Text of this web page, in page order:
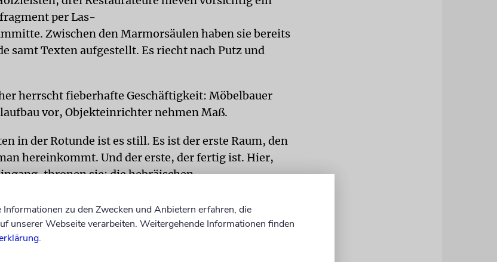
per Las-
Zwischen den Marmorsäulen haben sie bereits
samt Texten aufgestellt. Es riecht nach Putz und
herrscht fieberhafte Geschäftigkeit: Möbelbauer
vor, Objekteinrichter nehmen Maß.
in der Rotunde ist es still. Es ist der erste Raum, den
hereinkommt. Und der erste, der fertig ist. Hier,
thronen sie: die hebräischen
gerechte Volk, das die Treue wahrt« – goldglänzend
wie die drei Kuppeln der ehemaligen Synagoge.
zu den Zwecken und Anbietern erfahren, die
unserer Webseite verarbeiten. Weitergehende Informationen finden
.